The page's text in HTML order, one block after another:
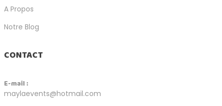
A Propos
Notre Blog
CONTACT
E-mail :
maylaevents@hotmail.com